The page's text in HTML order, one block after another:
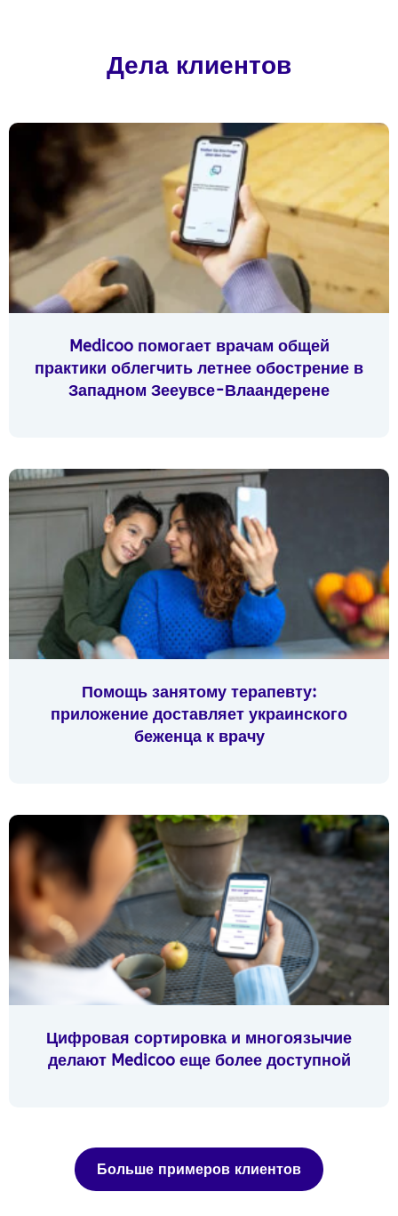
Дела клиентов
Medicoo помогает врачам общей
практики облегчить летнее обострение в
Западном Зееувсе-Влаандерене
Помощь занятому терапевту:
приложение доставляет украинского
беженца к врачу
Цифровая сортировка и многоязычие
делают Medicoo еще более доступной
Больше примеров клиентов